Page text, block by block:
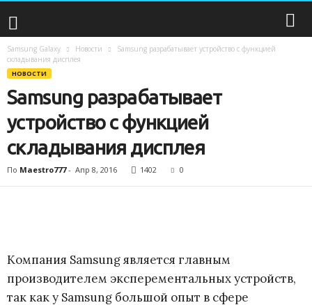
Samsung Galaxy Новости
Samsung разрабатывает устройство с функцией
складывания дисплея
НОВОСТИ
Samsung разрабатывает
устройство с функцией
складывания дисплея
По Maestro777- Апр 8, 2016 1402 0
Компания Samsung является главным
производителем эксперементальных устройств,
так как у Samsung большой опыт в сфере